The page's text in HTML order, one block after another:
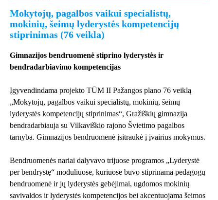
Mokytojų, pagalbos vaikui specialistų,
mokinių, šeimų lyderystės kompetencijų
stiprinimas (76 veikla)
Gimnazijos bendruomenė stiprino lyderystės ir
bendradarbiavimo kompetencijas
Įgyvendindama projekto TŪM II Pažangos plano 76 veiklą
„Mokytojų, pagalbos vaikui specialistų, mokinių, šeimų
lyderystės kompetencijų stiprinimas“, Gražiškių gimnazija
bendradarbiauja su Vilkaviškio rajono Švietimo pagalbos
tarnyba. Gimnazijos bendruomenė įsitraukė į įvairius mokymus.
Bendruomenės nariai dalyvavo trijuose programos „Lyderystė
per bendrystę“ moduliuose, kuriuose buvo stiprinama pedagogų
bendruomenė ir jų lyderystės gebėjimai, ugdomos mokinių
savivaldos ir lyderystės kompetencijos bei akcentuojama šeimos